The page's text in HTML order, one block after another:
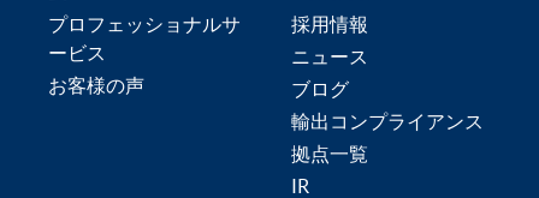
プロフェッショナルサ
ービス
お客様の声
採用情報
ニュース
ブログ
輸出コンプライアンス
拠点一覧
IR